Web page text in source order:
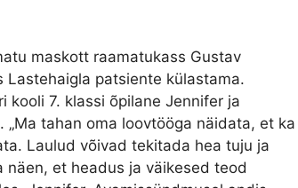
maskott raamatukass Gustav
Lastehaigla patsiente külastama.
kooli 7. klassi õpilane Jennifer ja
tahan oma loovtööga näidata, et ka
Laulud võivad tekitada hea tuju ja
näen, et headus ja väikesed teod